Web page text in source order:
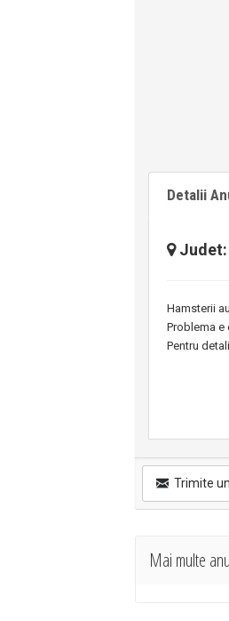
Detalii
Judet:
Hamsterii
Problema e
Pentru
Trimite
Mai multe